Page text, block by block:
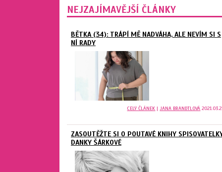
NEJZAJÍMAVĚJŠÍ ČLÁNKY
BĚTKA (34): TRÁPÍ MĚ NADVÁHA, ALE NEVÍM SI S
NÍ RADY
CELÝ ČLÁNEK |JANA BRANDTLOVÁ
ZASOUTĚŽTE SI O POUTAVÉ KNIHY
DANKY ŠÁRKOVÉ